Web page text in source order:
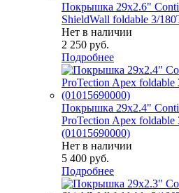
Покрышка 29x2.6"
ShieldWall foldable 3/
Нет в наличии
2 250 руб.
Подробнее
Покрышка 29x2.4"
ProTection Apex foldable
(01015690000)
Нет в наличии
5 400 руб.
Подробнее